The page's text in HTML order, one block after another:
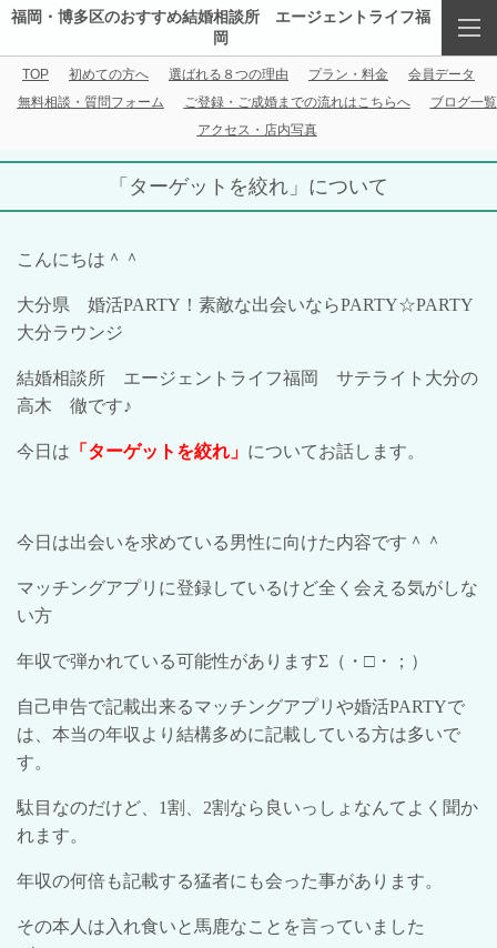
福岡・博多区のおすすめ結婚相談所 エージェントライフ福
岡
TOP 初めての方へ 選ばれる８つの理由 プラン・料金
会員データ
無料相談・質問フォーム
ご登録・ご成婚までの流れはこちらへ
ブログ一覧
アクセス・店内写真
「ターゲットを絞れ」について
こんにちは＾＾
大分県 婚活PARTY ！素敵な出会いならPARTY☆PARTY
大分ラウンジ
結婚相談所 エージェントライフ福岡 サテライト大分の
高木 徹です♪
今日は 「ターゲットを絞れ」 についてお話します。
今日は出会いを求めている男性に向けた内容です＾＾
マッチングアプリに登録しているけど全く会える気がしな
い方
年収で弾かれている可能性がありますΣ（・□・；）
自己申告で記載出来るマッチングアプリや婚活PARTYで
は、本当の年収より結構多めに記載している方は多いで
す。
駄目なのだけど、 1割、 2割なら良いっしょなんてよく聞か
れます。
年収の何倍も記載する猛者にも会った事があります。
その本人は入れ食いと馬鹿なことを言っていました